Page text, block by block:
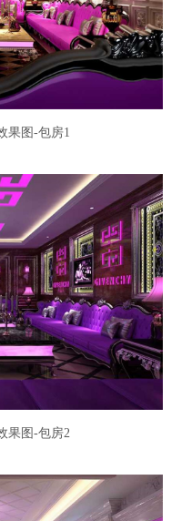
果图-包房1
果图-包房2